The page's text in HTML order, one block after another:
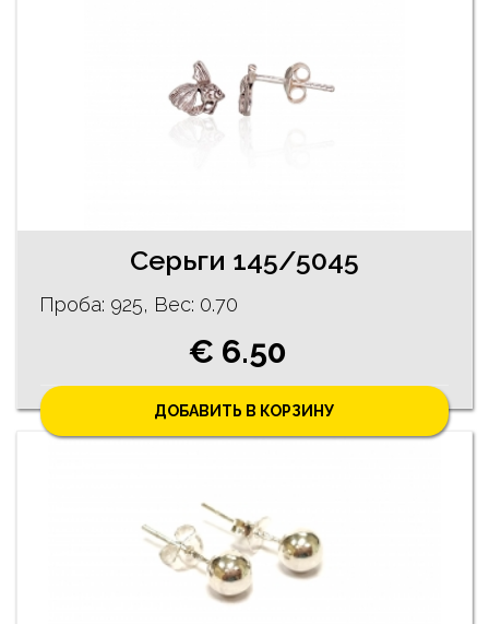
Серьги 145/5045
Проба: 925, Bес: 0.70
€ 6.50
ДОБАВИТЬ В КОРЗИНУ